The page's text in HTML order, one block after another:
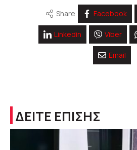
Share Facebook
Linkedin Viber
Email
ΔΕΙΤΕ ΕΠΙΣΗΣ